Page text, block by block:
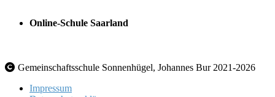
Online-Schule Saarland
Gemeinschaftsschule Sonnenhügel, Johannes Bur 2021-2026
Impressum